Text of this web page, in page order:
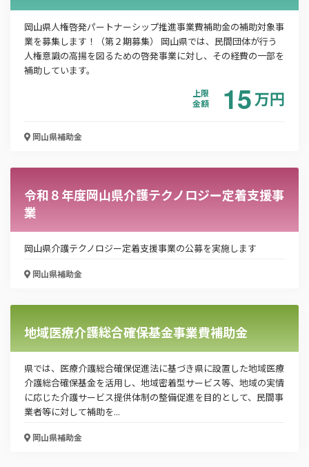
岡山県不育症検査費用助成事業
お名前
電話番号
れます。
岡山県人権啓発パートナーシップ推進事業費補助金の補助対象事
業を募集します！（第２期募集） 岡山県では、民間団体が行う
人権意識の高揚を図るための啓発事業に対し、その経費の一部を
補助しています。
上限
金額
15万円
岡山県補助金
令和８年度岡山県介護テクノロジー定着支援事
業
岡山県介護テクノロジー定着支援事業の公募を実施します
岡山県補助金
地域医療介護総合確保基金事業費補助金
県では、医療介護総合確保促進法に基づき県に設置した地域医療
介護総合確保基金を活用し、地域密着型サービス等、地域の実情
に応じた介護サービス提供体制の整備促進を目的として、民間事
業者等に対して補助を...
岡山県補助金